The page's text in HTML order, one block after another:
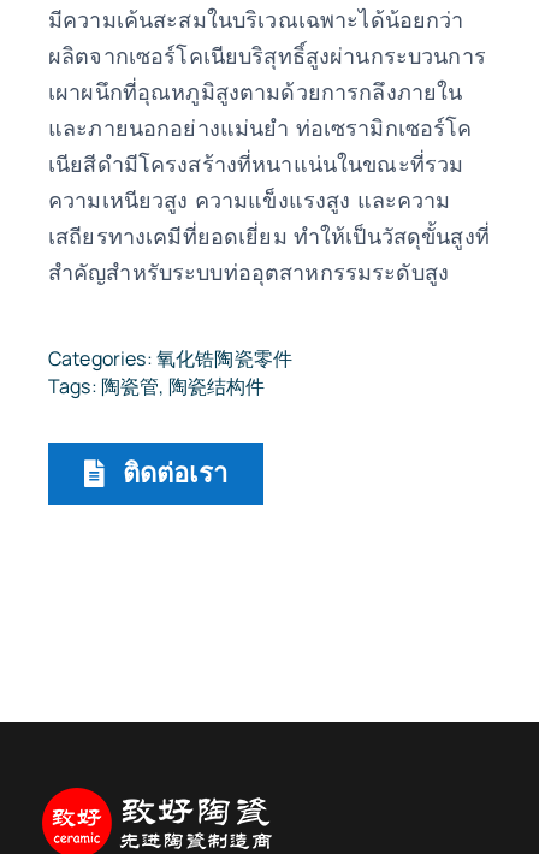
มีความเค้นสะสมในบริเวณเฉพาะได้น้อยกว่า
ผลิตจากเซอร์โคเนียบริสุทธิ์สูงผ่านกระบวนการ
เผาผนึกที่อุณหภูมิสูงตามด้วยการกลึงภายใน
และภายนอกอย่างแม่นยำ ท่อเซรามิกเซอร์โค
เนียสีดำมีโครงสร้างที่หนาแน่นในขณะที่รวม
ความเหนียวสูง ความแข็งแรงสูง และความ
เสถียรทางเคมีที่ยอดเยี่ยม ทำให้เป็นวัสดุขั้นสูงที่
สำคัญสำหรับระบบท่ออุตสาหกรรมระดับสูง
Categories:氧化锆陶瓷零件
Tags: 陶瓷管, 陶瓷结构件
ติดต่อเรา